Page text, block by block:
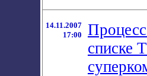
14.11.2007
17:00
списке